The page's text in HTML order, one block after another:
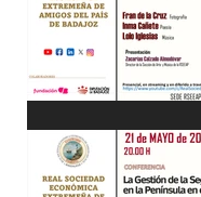
"Azagala. Esquinas
y Artistas.